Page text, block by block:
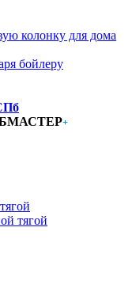
колонку для дома
бойлеру
+
тягой